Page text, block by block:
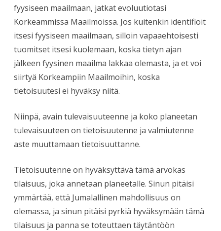
fyysiseen maailmaan, jatkat evoluutiotasi
Korkeammissa Maailmoissa. Jos kuitenkin identifioit
itsesi fyysiseen maailmaan, silloin vapaaehtoisesti
tuomitset itsesi kuolemaan, koska tietyn ajan
jälkeen fyysinen maailma lakkaa olemasta, ja et voi
siirtyä Korkeampiin Maailmoihin, koska
tietoisuutesi ei hyväksy niitä.
Niinpä, avain tulevaisuuteenne ja koko planeetan
tulevaisuuteen on tietoisuutenne ja valmiutenne
aste muuttamaan tietoisuuttanne.
Tietoisuutenne on hyväksyttävä tämä arvokas
tilaisuus, joka annetaan planeetalle. Sinun pitäisi
ymmärtää, että Jumalallinen mahdollisuus on
olemassa, ja sinun pitäisi pyrkiä hyväksymään tämä
tilaisuus ja panna se toteuttaen täytäntöön